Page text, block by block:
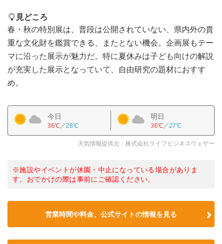
見どころ
春・秋の特別展は、普段は公開されていない、県内外の貴
重な文化財を鑑賞できる、またとない機会。企画展もテー
マに沿った展示が魅力だ。特に夏休みは子ども向けの解説
が充実した展示となっていて、自由研究の題材におすす
め。
今日
36℃／28℃
明日
36℃／27℃
天気情報提供元：株式会社ライフビジネスウェザー
※施設やイベントが休園・中止になっている場合がありま
す。おでかけの際は事前にご確認ください。
営業時間や料金、公式サイトの情報を見る